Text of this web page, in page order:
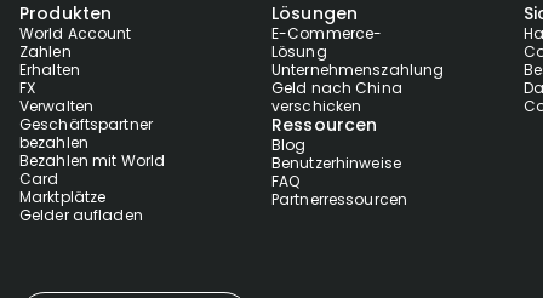
Produkten
World Account
Zahlen
Erhalten
FX
Verwalten
Geschäftspartner
bezahlen
Bezahlen mit World
Card
Marktplätze
Gelder aufladen
Lösungen
E-Commerce-
Lösung
Unternehmenszahlung
Geld nach China
verschicken
Ressourcen
Blog
Benutzerhinweise
FAQ
Partnerressourcen